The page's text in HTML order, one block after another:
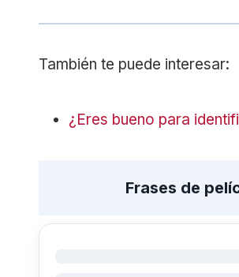
También te puede interesar:
¿Eres bueno para
Frases de